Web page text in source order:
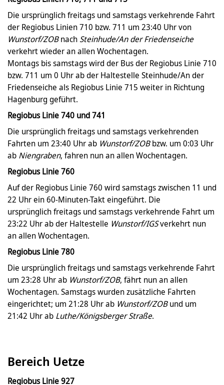
Die ursprünglich freitags und samstags verkehrende Fahrt
der Regiobus Linien 710 bzw. 711 um 23:40 Uhr von
Wunstorf/ZOBnach Steinhude/An der Friedenseiche
verkehrt wieder an allen Wochentagen.
Montags bis samstags wird der Bus der Regiobus Linie 710
bzw. 711 um 0 Uhr ab der Haltestelle Steinhude/An der
Friedenseiche als Regiobus Linie 715 weiter in Richtung
Hagenburg geführt.
Regiobus Linie 740 und 741
Die ursprünglich freitags und samstags verkehrenden
Fahrten um 23:40 Uhr ab Wunstorf/ZOBbzw. um 0:03 Uhr
ab Niengraben, fahren nun an allen Wochentagen.
Regiobus Linie 760
Auf der Regiobus Linie 760 wird samstags zwischen 11 und
22 Uhr ein 60-Minuten-Takt eingeführt. Die
ursprünglich freitags und samstags verkehrende Fahrt um
23:22 Uhr ab der Haltestelle Wunstorf/IGSverkehrt nun
an allen Wochentagen.
Regiobus Linie 780
Die ursprünglich freitags und samstags verkehrende Fahrt
um 23:28 Uhr ab Wunstorf/ZOB, fährt nun an allen
Wochentagen. Samstags wurden zusätzliche Fahrten
eingerichtet; um 21:28 Uhr ab Wunstorf/ZOBund um
21:42 Uhr ab Luthe/Königsberger Straße.
Bereich Uetze
Regiobus Linie 927